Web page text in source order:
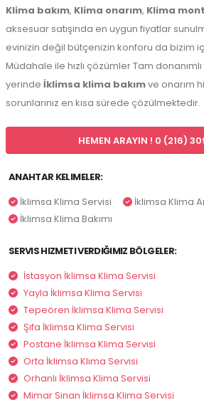
Klima bakım, Klima onarım, Klima
aksesuar satışında en uygun fiyatlar
evinizin değil bütçenizin konforu da bizim
Müdahale ile hızlı çözümler Tam
yerinde İklimsa klima bakımve onarım
sorunlarınız en kısa sürede çözülmektedir.
HEMEN ARAYIN ! 0 (216)
ANAHTAR KELIMELER:
İklimsa Klima Servisi
İklimsa Klima
İklimsa Klima Bakımı
SERVIS HIZMETI VERDIĞIMIZ BÖLGELER:
İstasyon İklimsa Klima Servisi
Yayla İklimsa Klima Servisi
Tepeören İklimsa Klima Servisi
Şifa İklimsa Klima Servisi
Postane İklimsa Klima Servisi
Orta İklimsa Klima Servisi
Orhanlı İklimsa Klima Servisi
Mimar Sinan İklimsa Klima Servisi